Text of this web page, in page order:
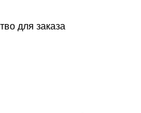
для заказа